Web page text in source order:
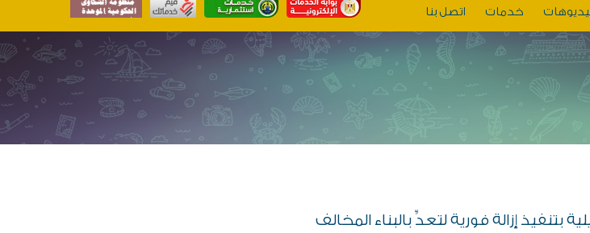
خدمات اتصل بنا
بتنفيذ إزالة فورية لتعدٍّ بالبناء المخالف